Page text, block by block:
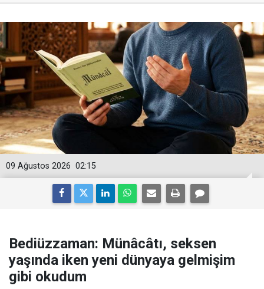
02:15
09 Ağustos 2026
Bediüzzaman: Münâcâtı, seksen
yaşında iken yeni dünyaya gelmişim
gibi okudum